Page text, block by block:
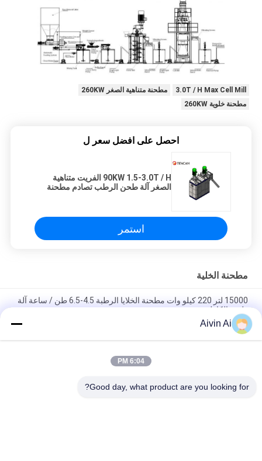
3.0T / H Max Cell Mill
مطحنة متناهية الصغر 260KW
مطحنة خلوية 260KW
احصل على افضل سعر ل
90KW 1.5-3.0T / H الفريت متناهية
الصغر آلة طحن الرطب تصادم مطحنة
استمر
مطحنة الخلية
15000 لتر 220 كيلو وات مطحنة الخلايا الرطبة 4.5-6.5 طن / ساعة آلة
طحن الكاولين
معدات تعديل سطح مطحنة خلية النحل والحجر الجيري والرخام
والكالسيت الجاف
30KW ميكا ، التلك ، مطحنة الكرة الجرافيت المحرض العمودي مسحوق
Aivin Ai
6:04 PM
Good day, what product are you looking for?